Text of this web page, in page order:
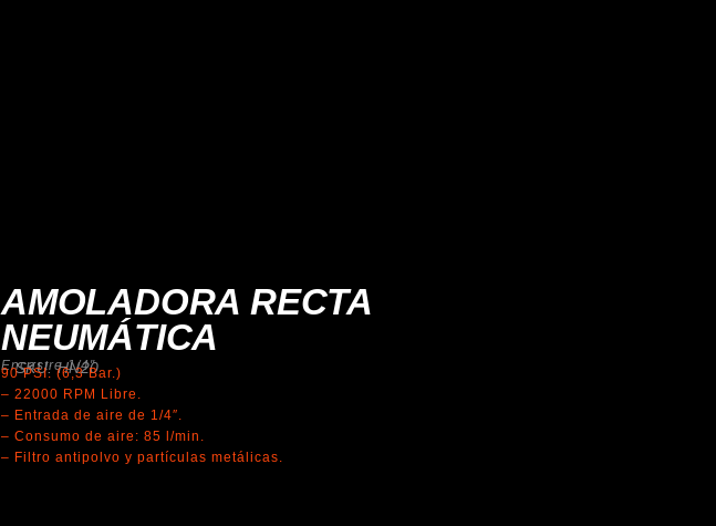
AMOLADORA RECTA
NEUMÁTICA
SKU: HN20
Encastre 1/4″
90 PSI. (6,3 Bar.)
– 22000 RPM Libre.
– Entrada de aire de 1/4″.
– Consumo de aire: 85 l/min.
– Filtro antipolvo y partículas metálicas.